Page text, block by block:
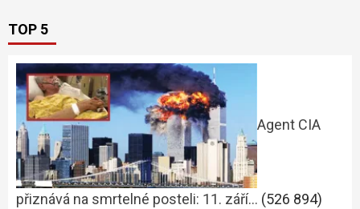
TOP 5
Agent CIA
přiznává na smrtelné posteli: 11. září… (526 894)